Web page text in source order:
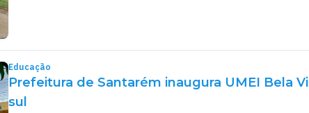
Educação
Prefeitura de Santarém inaugura UMEI Bela
sul